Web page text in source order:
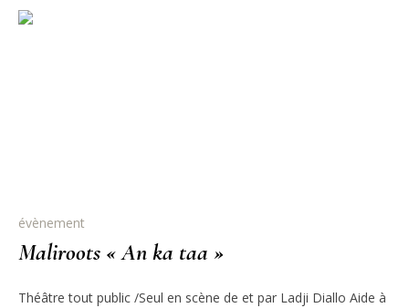
évènement
Maliroots « An ka taa »
Théâtre tout public /Seul en scène de et par Ladji Diallo Aide à